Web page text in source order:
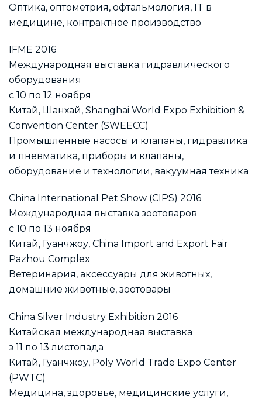
Оптика, оптометрия, офтальмология, IT в
медицине, контрактное производство
IFME 2016
Международная выставка гидравлического
оборудования
с 10 по 12 ноября
Китай, Шанхай, Shanghai World Expo Exhibition &
Convention Center (SWEECC)
Промышленные насосы и клапаны, гидравлика
и пневматика, приборы и клапаны,
оборудование и технологии, вакуумная техника
China International Pet Show (CIPS) 2016
Международная выставка зоотоваров
с 10 по 13 ноября
Китай, Гуанчжоу, China Import and Export Fair
Pazhou Complex
Ветеринария, аксессуары для животных,
домашние животные, зоотовары
China Silver Industry Exhibition 2016
Китайская международная выставка
з 11 по 13 листопада
Китай, Гуанчжоу, Poly World Trade Expo Center
(PWTC)
Медицина, здоровье, медицинские услуги,